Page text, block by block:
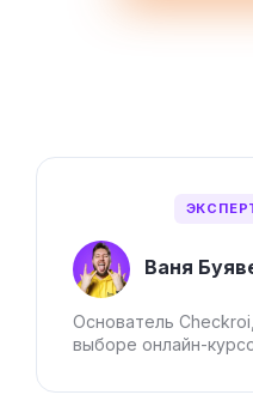
Ваня
Основатель
выборе онлайн-